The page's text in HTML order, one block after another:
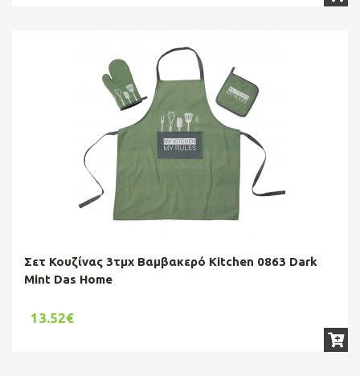
Σετ Κουζίνας 3τμχ Βαμβακερό Kitchen 0863 Dark
Mint Das Home
13.52€